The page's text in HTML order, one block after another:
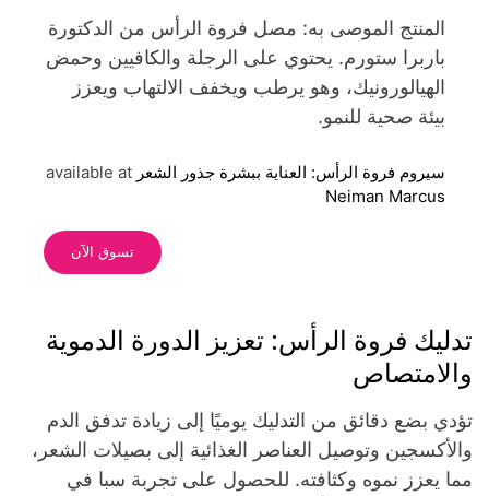
المنتج الموصى به: مصل فروة الرأس من الدكتورة
باربرا ستورم. يحتوي على الرجلة والكافيين وحمض
الهيالورونيك، وهو يرطب ويخفف الالتهاب ويعزز
بيئة صحية للنمو.
سيروم فروة الرأس: العناية ببشرة جذور الشعر
Neiman Marcus
تسوق الآن
تدليك فروة الرأس: تعزيز الدورة الدموية
والامتصاص
تؤدي بضع دقائق من التدليك يوميًا إلى زيادة تدفق الدم
والأكسجين وتوصيل العناصر الغذائية إلى بصيلات الشعر،
مما يعزز نموه وكثافته. للحصول على تجربة سبا في